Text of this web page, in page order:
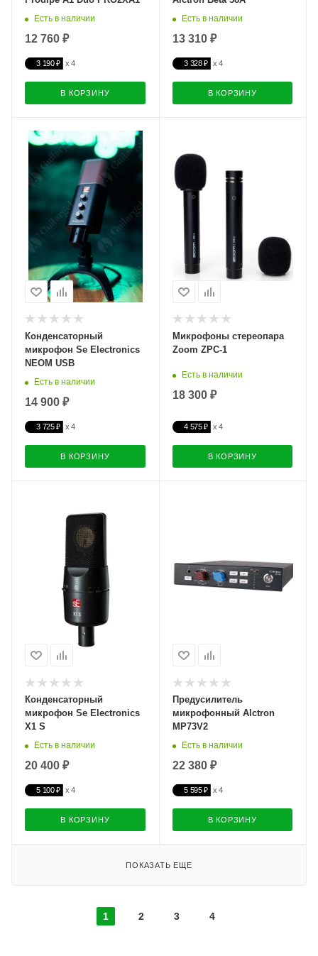
Есть в наличии
12 760 ₽
3 190 ₽
В КОРЗИНУ
Есть в наличии
13 310 ₽
3 328 ₽
В КОРЗИНУ
Конденсаторный
микрофон Se Electronics
NEOM USB
Есть в наличии
14 900 ₽
3 725 ₽
В КОРЗИНУ
Микрофоны стереопара
Zoom ZPC-1
Есть в наличии
18 300 ₽
4 575 ₽
В КОРЗИНУ
Конденсаторный
микрофон Se Electronics
X1 S
Есть в наличии
20 400 ₽
5 100 ₽
В КОРЗИНУ
Предусилитель
микрофонный Alctron
MP73V2
Есть в наличии
22 380 ₽
5 595 ₽
В КОРЗИНУ
ПОКАЗАТЬ ЕЩЕ
1 2 3 4